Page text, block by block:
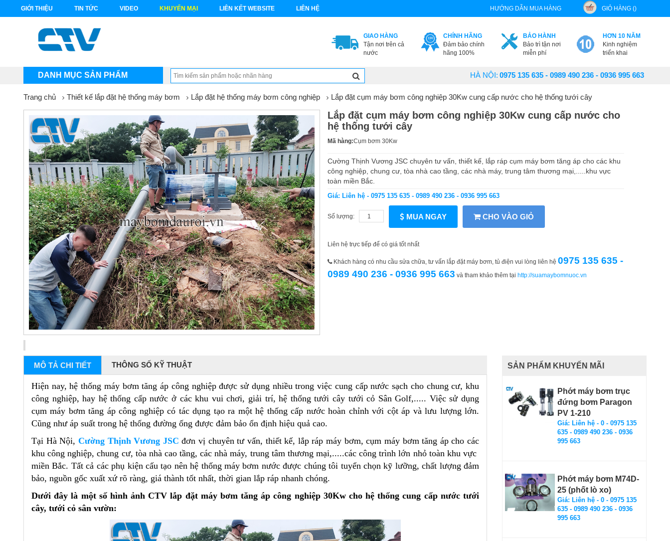
GIỚI THIỆU TIN TỨC VIDEO KHUYẾN MẠI LIÊN KẾT WEBSITE LIÊN HỆ HƯỚNG DẪN MUA HÀNG GIỎ HÀNG ()
GIAO HÀNG
Tận nơi trên cả
nước
CHÍNH HÃNG
Đảm bảo chính
hãng 100%
BẢO HÀNH
Bảo trì tận nơi
miễn phí
HƠN 10 NĂM
Kinh nghiệm
triển khai
DANH MỤC SẢN PHẨM HÀ NỘI: 0975 135 635 - 0989 490 236 - 0936 995 663
Trang chủ Thiết kế lắp đặt hệ thống máy bơm Lắp đặt hệ thống máy bơm công nghiệp Lắp đặt cụm máy bơm công nghiệp 30Kw cung cấp nước cho hệ thống tưới cây
Lắp đặt cụm máy bơm công nghiệp 30Kw cung cấp nước cho
hệ thống tưới cây
Mã hàng:Cụm bơm 30Kw
Cường Thịnh Vương JSC chuyên tư vấn, thiết kế, lắp ráp cụm máy bơm tăng áp cho các khu
công nghiệp, chung cư, tòa nhà cao tầng, các nhà máy, trung tâm thương mại,.....khu vực
toàn miền Bắc.
Giá: Liên hệ - 0975 135 635 - 0989 490 236 - 0936 995 663
Số lượng: MUA NGAY CHO VÀO GIỎ
Liên hệ trực tiếp để có giá tốt nhất
Khách hàng có nhu cầu sửa chữa, tư vấn lắp đặt máy bơm, tủ điện vui lòng liên hệ 0975 135 635 -
0989 490 236 - 0936 995 663 và tham khảo thêm tại http://suamaybomnuoc.vn
MÔ TẢ CHI TIẾT THÔNG SỐ KỸ THUẬT
Hiện nay, hệ thống máy bơm tăng áp công nghiệp được sử dụng nhiều trong việc cung cấp nước sạch cho chung cư, khu
công nghiệp, hay hệ thống cấp nước ở các khu vui chơi, giải trí, hệ thống tưới cây tưới cỏ Sân Golf,..... Việc sử dụng
cụm máy bơm tăng áp công nghiệp có tác dụng tạo ra một hệ thống cấp nước hoàn chỉnh với cột áp và lưu lượng lớn.
Cũng như áp suất trong hệ thống đường ống được đảm bảo ổn định hiệu quả cao.
Tại Hà Nội, Cường Thịnh Vương JSC đơn vị chuyên tư vấn, thiết kế, lắp ráp máy bơm, cụm máy bơm tăng áp cho các
khu công nghiệp, chung cư, tòa nhà cao tầng, các nhà máy, trung tâm thương mại,.....các công trình lớn nhỏ toàn khu vực
miền Bắc. Tất cả các phụ kiện cấu tạo nên hệ thống máy bơm nước được chúng tôi tuyển chọn kỹ lưỡng, chất lượng đảm
bảo, nguồn gốc xuất xứ rõ ràng, giá thành tốt nhất, thời gian lắp ráp nhanh chóng.
Dưới đây là một số hình ảnh CTV lắp đặt máy bơm tăng áp công nghiệp 30Kw cho hệ thống cung cấp nước tưới
cây, tưới cỏ sân vườn:
SẢN PHẨM KHUYẾN MÃI
Phớt máy bơm trục
đứng bơm Paragon
PV 1-210
Giá: Liên hệ - 0 - 0975 135
635 - 0989 490 236 - 0936
995 663
Phớt máy bơm M74D-
25 (phốt lò xo)
Giá: Liên hệ - 0 - 0975 135
635 - 0989 490 236 - 0936
995 663